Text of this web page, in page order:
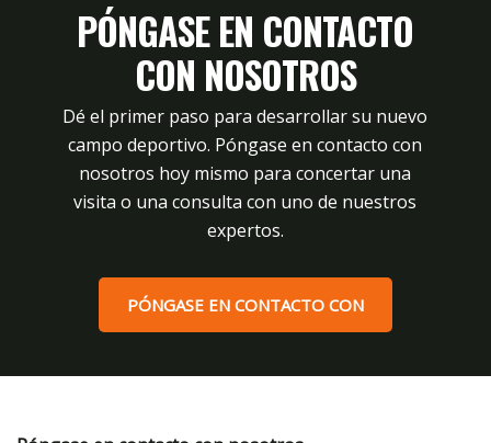
PÓNGASE EN CONTACTO
CON NOSOTROS
Dé el primer paso para desarrollar su nuevo
campo deportivo. Póngase en contacto con
nosotros hoy mismo para concertar una
visita o una consulta con uno de nuestros
expertos.
PÓNGASE EN CONTACTO CON